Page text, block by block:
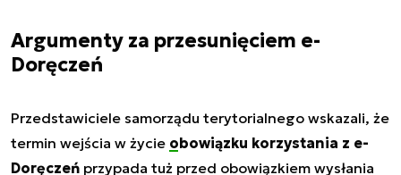
Argumenty za przesunięciem e-
Doręczeń
Przedstawiciele samorządu terytorialnego wskazali, że
termin wejścia w życie obowiązku korzystania z e-
Doręczeń przypada tuż przed obowiązkiem wysłania